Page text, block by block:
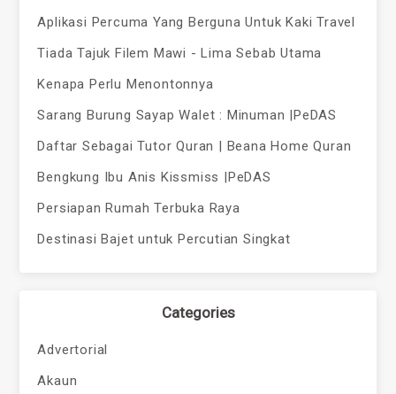
Aplikasi Percuma Yang Berguna Untuk Kaki Travel
Tiada Tajuk Filem Mawi - Lima Sebab Utama
Kenapa Perlu Menontonnya
Sarang Burung Sayap Walet : Minuman |PeDAS
Daftar Sebagai Tutor Quran | Beana Home Quran
Bengkung Ibu Anis Kissmiss |PeDAS
Persiapan Rumah Terbuka Raya
Destinasi Bajet untuk Percutian Singkat
Categories
Advertorial
Akaun